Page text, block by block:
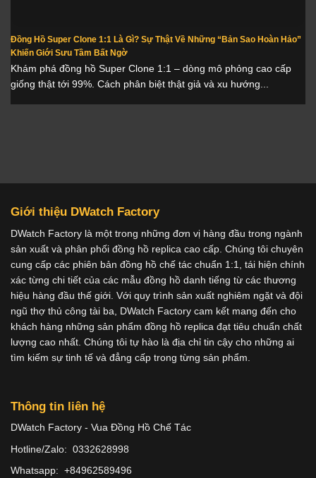
Đồng Hồ Super Clone 1:1 Là Gì? Sự Thật Về Những “Bản Sao Hoàn Hảo”
Khiến Giới Sưu Tầm Bất Ngờ
Khám phá đồng hồ Super Clone 1:1 – dòng mô phỏng cao cấp
giống thật tới 99%. Cách phân biệt thật giả và xu hướng...
Giới thiệu DWatch Factory
DWatch Factory là một trong những đơn vị hàng đầu trong ngành
sản xuất và phân phối đồng hồ replica cao cấp. Chúng tôi chuyên
cung cấp các phiên bản đồng hồ chế tác chuẩn 1:1, tái hiện chính
xác từng chi tiết của các mẫu đồng hồ danh tiếng từ các thương
hiệu hàng đầu thế giới. Với quy trình sản xuất nghiêm ngặt và đội
ngũ thợ thủ công tài ba, DWatch Factory cam kết mang đến cho
khách hàng những sản phẩm đồng hồ replica đạt tiêu chuẩn chất
lượng cao nhất. Chúng tôi tự hào là địa chỉ tin cậy cho những ai
tìm kiếm sự tinh tế và đẳng cấp trong từng sản phẩm.
Thông tin liên hệ
DWatch Factory - Vua Đồng Hồ Chế Tác
Hotline/Zalo: 0332628998
Whatsapp: +84962589496